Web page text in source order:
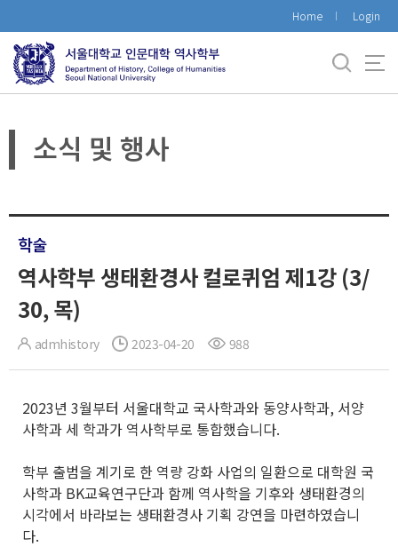
로
메
Home Login
소식 및 행사
학술
역사학부 생태환경사 컬로퀴엄 제1강 (3/
30, 목)
admhistory 2023-04-20 988
2023년 3월부터 서울대학교 국사학과와 동양사학과, 서양
사학과 세 학과가 역사학부로 통합했습니다.
학부 출범을 계기로 한 역량 강화 사업의 일환으로 대학원 국
사학과 BK교육연구단과 함께 역사학을 기후와 생태환경의
시각에서 바라보는 생태환경사 기획 강연을 마련하였습니
다.